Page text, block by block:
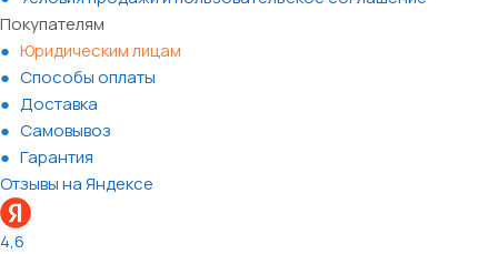
Покупателям
Юридическим лицам
Способы оплаты
Доставка
Самовывоз
Гарантия
Отзывы на Яндексе
4,6